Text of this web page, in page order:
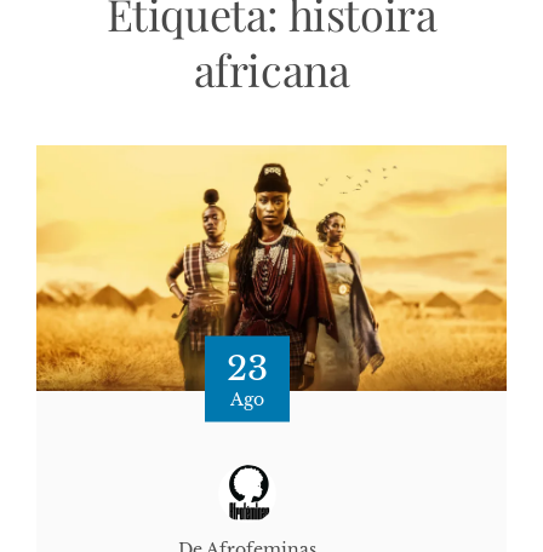
Etiqueta: histoira
africana
23
Ago